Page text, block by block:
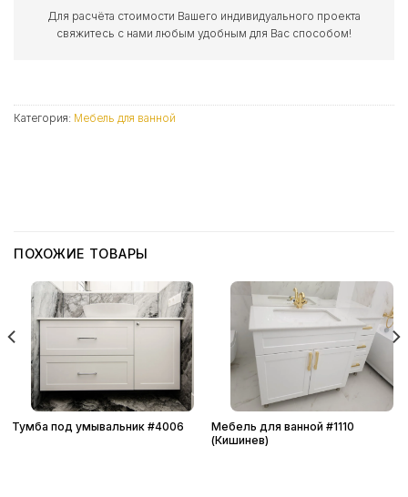
Для расчёта стоимости Вашего индивидуального проекта
свяжитесь с нами любым удобным для Вас способом!
Категория: Мебель для ванной
ПОХОЖИЕ ТОВАРЫ
Тумба под умывальник #4006
Мебель для ванной #1110
(Кишинев)